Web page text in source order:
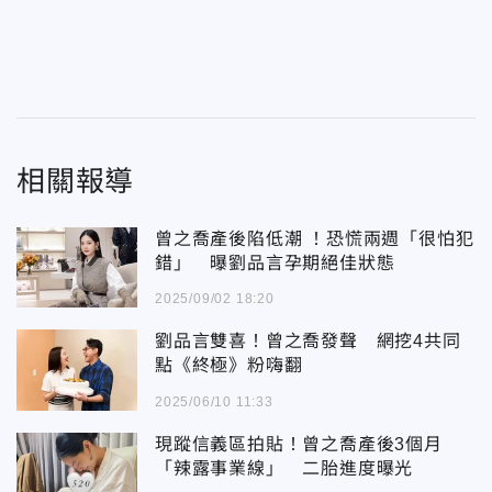
相關報導
曾之喬產後陷低潮 ！恐慌兩週「很怕犯
錯」 曝劉品言孕期絕佳狀態
2025/09/02 18:20
劉品言雙喜！曾之喬發聲 網挖4共同
點《終極》粉嗨翻
2025/06/10 11:33
現蹤信義區拍貼！曾之喬產後3個月
「辣露事業線」 二胎進度曝光